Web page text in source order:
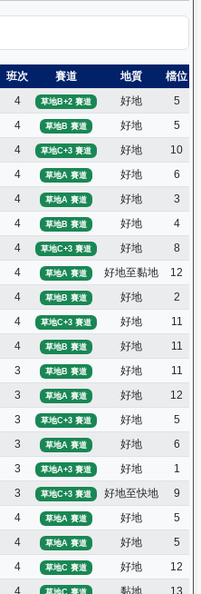
班次 賽道 地質
檔位
4 草地B+2 賽道 好地 5
4 草地B 賽道 好地 5
4 草地C+3 賽道 好地 10
4 草地A 賽道 好地 6
4 草地A 賽道 好地 3
4 草地B 賽道 好地 4
4 草地C+3 賽道 好地 8
4 草地A 賽道 好地至黏地 12
4 草地B 賽道 好地 2
4 草地C+3 賽道 好地 11
4 草地B 賽道 好地 11
3 草地B 賽道 好地 11
3 草地A 賽道 好地 12
3 草地C+3 賽道 好地 5
3 草地A 賽道 好地 6
3 草地A+3 賽道 好地 1
3 草地C+3 賽道 好地至快地 9
4 草地A 賽道 好地
5
4 草地A 賽道 好地
5
4 草地C 賽道 好地 12
4 草地C 賽道 黏地 13